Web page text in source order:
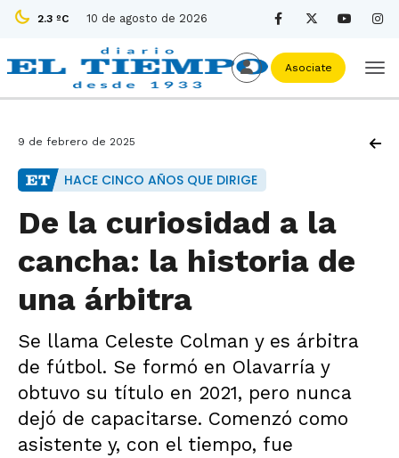
2.3 ºC 10 de agosto de 2026
Asociate
9 de febrero de 2025
HACE CINCO AÑOS QUE DIRIGE
De la curiosidad a la
cancha: la historia de
una árbitra
Se llama Celeste Colman y es árbitra
de fútbol. Se formó en Olavarría y
obtuvo su título en 2021, pero nunca
dejó de capacitarse. Comenzó como
asistente y, con el tiempo, fue